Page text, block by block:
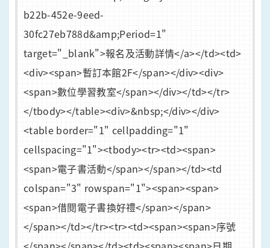
b22b-452e-9eed-
30fc27eb788d&amp;Period=1"
target="_blank">報名及活動詳情</a></td><td>
<div><span>暫訂本館2F</span></div><div>
<span>數位學習教室</span></div></td></tr>
</tbody></table><div>&nbsp;</div></div>
<table border="1" cellpadding="1"
cellspacing="1"><tbody><tr><td><span>
<span>電子書活動</span></span></td><td
colspan="3" rowspan="1"><span><span>
<span>借閱電子書換好禮</span></span>
</span></td></tr><tr><td><span><span>序號